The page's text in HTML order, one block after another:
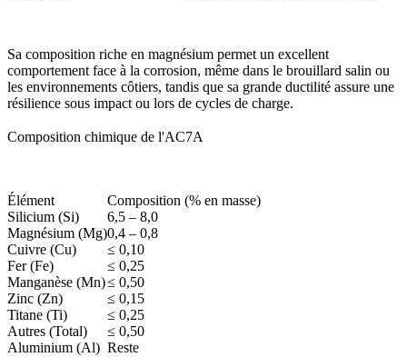
Sa composition riche en magnésium permet un excellent
comportement face à la corrosion, même dans le brouillard salin ou
les environnements côtiers, tandis que sa grande ductilité assure une
résilience sous impact ou lors de cycles de charge.
Composition chimique de l'AC7A
Élément
Composition (% en masse)
Silicium (Si)
6,5 – 8,0
Magnésium (Mg)0,4 – 0,8
Cuivre (Cu)
≤ 0,10
Fer (Fe)
≤ 0,25
Manganèse (Mn)≤ 0,50
Zinc (Zn)
≤ 0,15
Titane (Ti)
≤ 0,25
Autres (Total)
≤ 0,50
Aluminium (Al) Reste